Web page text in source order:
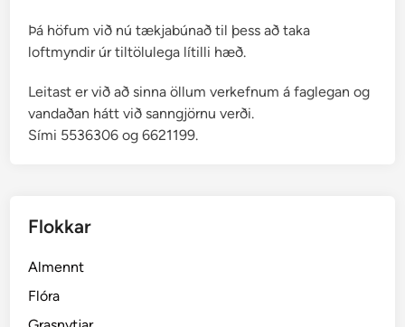
Þá höfum við nú tækjabúnað til þess að taka
loftmyndir úr tiltölulega lítilli hæð.
Leitast er við að sinna öllum verkefnum á faglegan og
vandaðan hátt við sanngjörnu verði.
Sími 5536306 og 6621199.
Flokkar
Almennt
Flóra